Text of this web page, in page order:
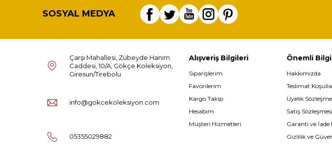
SOSYAL MEDYA
Çarşı Mahallesi, Zübeyde Hanım
Caddesi, 10/A, Gökçe Koleksiyon,
Giresun/Tirebolu
info@gokcekoleksiyon.com
05355029882
Alışveriş Bilgileri
Siparişlerim
Favorilerim
Kargo Takip
Hesabım
Müşteri Hizmetleri
Önemli
Hakkımızda
Teslimat
Üyelik
Satış Sözleşmesi
Garanti ve İade
Gizlilik ve